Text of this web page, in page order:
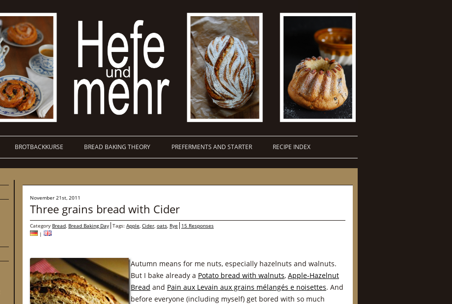
BROTBACKKURSE BREAD BAKING THEORY PREFERMENTS AND STARTER RECIPE INDEX
November 21st, 2011
Three grains bread with Cider
Category Bread, Bread Baking Day Tags: Apple, Cider, oats, Rye
15 Responses
|
Autumn means for me nuts, especially hazelnuts and walnuts.
But I bake already a Potato bread with walnuts, Apple-Hazelnut
Bread and Pain aux Levain aux grains mélangés e noisettes. And
before everyone (including myself) get bored with so much